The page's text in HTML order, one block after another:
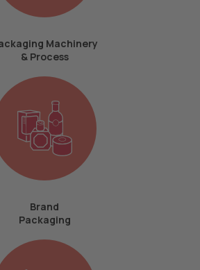
Machinery
& Process
Brand
Packaging